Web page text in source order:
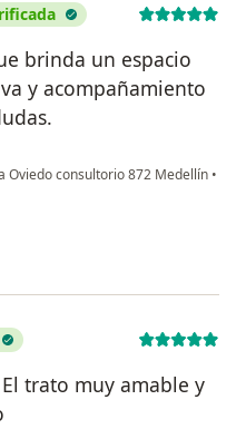
brinda un espacio
y acompañamiento
Oviedo consultorio 872 Medellín •
trato muy amable y